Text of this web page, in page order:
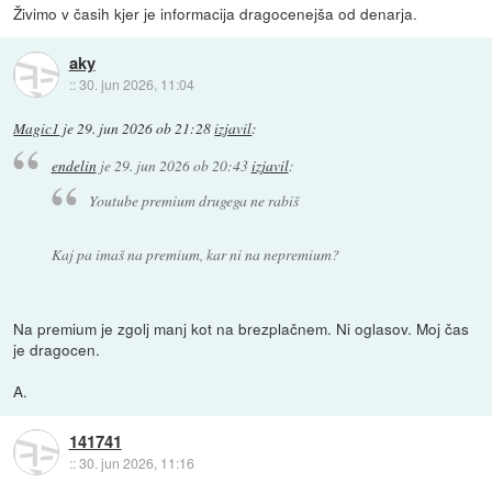
Živimo v časih kjer je informacija dragocenejša od denarja.
aky
::30. jun 2026, 11:04
Magic1 je29. jun 2026 ob 21:28izjavil:
endelinje 29. jun 2026 ob 20:43izjavil:
Youtube premium drugega ne rabiš
Kaj pa imaš na premium, kar ni na nepremium?
Na premium je zgolj manj kot na brezplačnem. Ni oglasov. Moj čas
je dragocen.
A.
141741
::30. jun 2026, 11:16